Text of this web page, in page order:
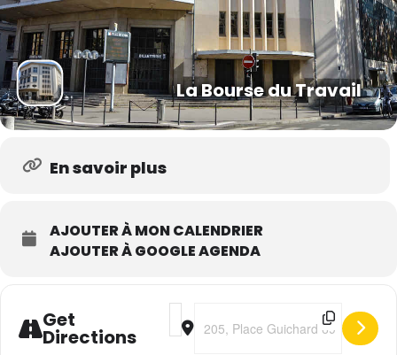
La Bourse du Travail
En savoir plus
AJOUTER À MON CALENDRIER
AJOUTER À GOOGLE AGENDA
Get
Directions
Address - Lenni-Kim "LK TOUR"
Destination Address - Lenni-Kim